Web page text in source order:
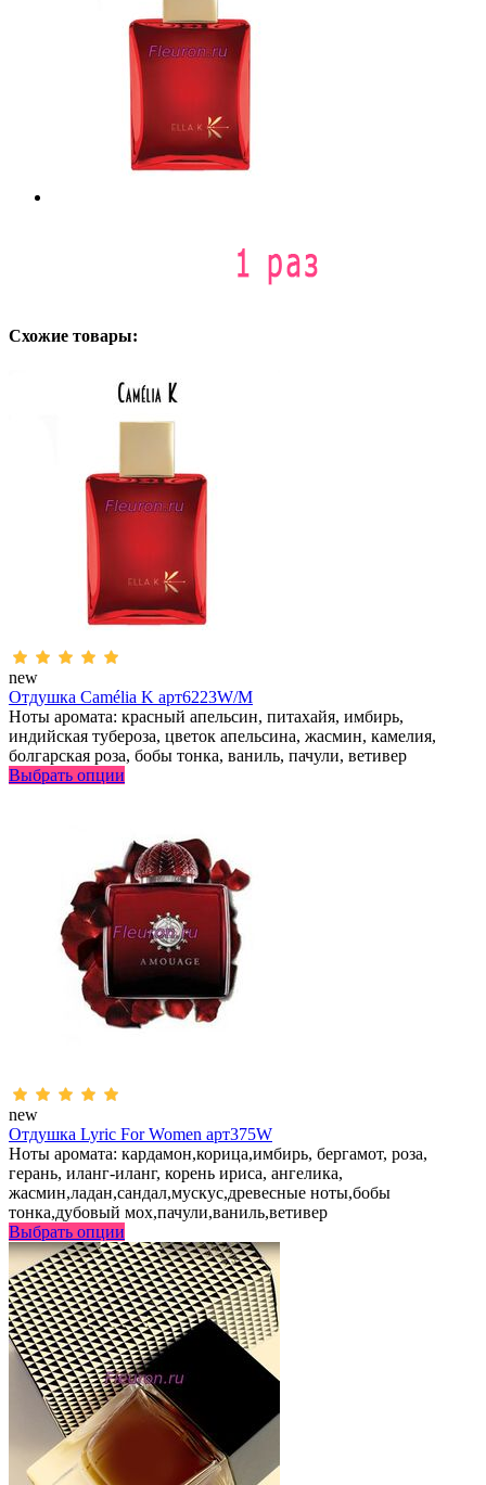
Схожие товары:
new
Отдушка Camélia K арт6223W/M
Ноты аромата: красный апельсин, питахайя, имбирь,
индийская тубероза, цветок апельсина, жасмин, камелия,
болгарская роза, бобы тонка, ваниль, пачули, ветивер
Выбрать опции
new
Отдушка Lyric For Women арт375W
Ноты аромата: кардамон,корица,имбирь, бергамот, роза,
герань, иланг-иланг, корень ириса, ангелика,
жасмин,ладан,сандал,мускус,древесные ноты,бобы
тонка,дубовый мох,пачули,ваниль,ветивер
Выбрать опции